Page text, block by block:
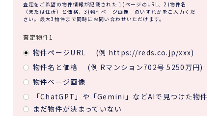
査定をご希望の物件情報が記載された 1)ページのURL、2)物件名
（または住所）と価格、3)物件ページ画像 のいずれかをご入力くだ
さい。最大3物件まで同時にお問い合わせいただけます。
査定物件1
物件ページURL
(例 https://reds.co.jp/xxx)
物件名と価格
(例 Rマンション702号 5250万円)
物件ページ画像
「ChatGPT」や「Gemini」などAIで見つけた物件
まだ物件が決まっていない